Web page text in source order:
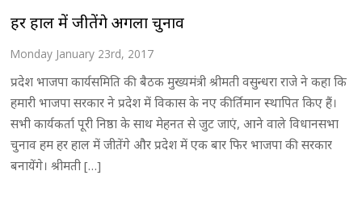
हर हाल में जीतेंगे अगला चुनाव
Monday January 23rd, 2017
प्रदेश भाजपा कार्यसमिति की बैठक मुख्यमंत्री श्रीमती वसुन्धरा राजे ने कहा कि
हमारी भाजपा सरकार ने प्रदेश में विकास के नए कीर्तिमान स्थापित किए हैं।
सभी कार्यकर्ता पूरी निष्ठा के साथ मेहनत से जुट जाएं, आने वाले विधानसभा
चुनाव हम हर हाल में जीतेंगे और प्रदेश में एक बार फिर भाजपा की सरकार
बनायेंगे। श्रीमती […]